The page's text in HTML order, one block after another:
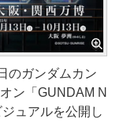
のガンダムカン
ン「GUNDAM N
ュアルを公開し